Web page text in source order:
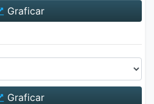
Graficar
Graficar